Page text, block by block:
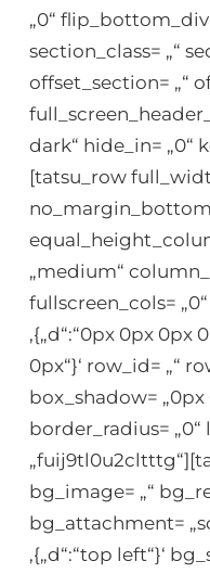
„0“
section_class= „“
offset_section= „“
dark“ hide_in= „0“
[tatsu_row
„medium“
fullscreen_cols=
‚{„d“:“0px 0px 0px
0px“}‘ row_id= „“
box_shadow=
border_radius= „0“
bg_image= „“
bg_attachment=
‚{„d“:“top left“}‘